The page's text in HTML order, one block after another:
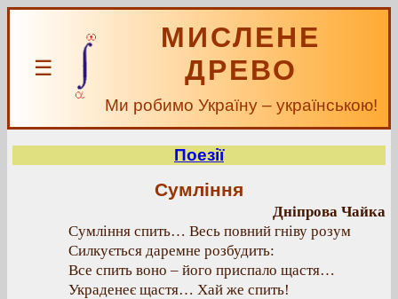
☰
МИСЛЕНЕ
ДРЕВО
Ми робимо Україну – українською!
Поезії
Сумління
Дніпрова Чайка
Сумління спить… Весь повний гніву розум
Силкується даремне розбудить:
Все спить воно – його приспало щастя…
Украденеє щастя… Хай же спить!